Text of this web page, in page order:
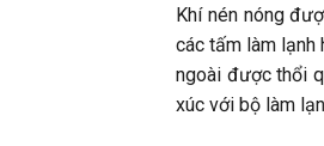
Khí nén nóng
các tấm làm lạnh
ngoài được thổi
xúc với bộ làm